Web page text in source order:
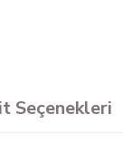
Seçenekleri